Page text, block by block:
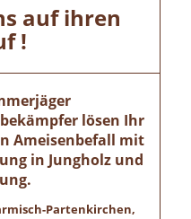
auf ihren
!
lösen Ihr
Ameisenbefall mit
in Jungholz und
Partenkirchen,